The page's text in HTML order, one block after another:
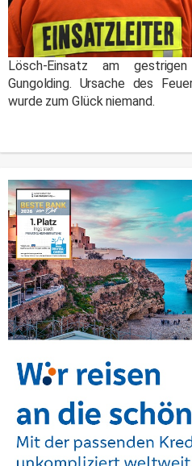
Lösch-Einsatz am
Gungolding. Ursache des
wurde zum Glück niemand.